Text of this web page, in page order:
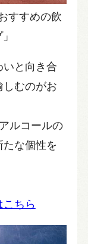
すすめの飲
いと向き合
しむのがお
ルコールの
な個性を
こちら